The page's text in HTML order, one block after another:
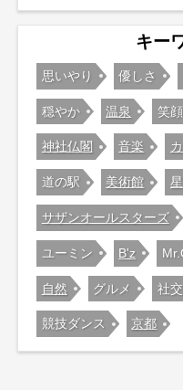
キー
思いやり 優しさ
穏やか 温泉 笑顔
神社仏閣 音楽
道の駅 美術館
サザンオールスターズ
ユーミン B'z
自然 グルメ 社
競技ダンス 京都